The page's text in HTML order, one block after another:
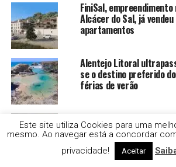
FiniSal,
Alcácer do Sal, já
apartamentos
Alentejo Litoral
se o destino preferido
férias de verão
Ponte de Sor assina
ARTMOZ e confirma
participação na
Este site utiliza Cookies para uma
mesmo. Ao navegar está a concordar
privacidade!
Aceitar